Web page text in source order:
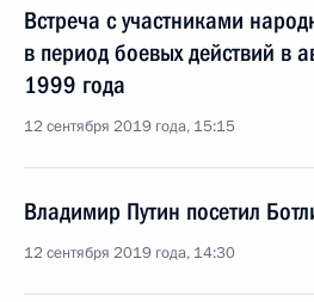
Встреча с участниками
в период боевых действий в
1999 года
12 сентября 2019 года, 15:15
Владимир Путин посетил
12 сентября 2019 года, 14:30